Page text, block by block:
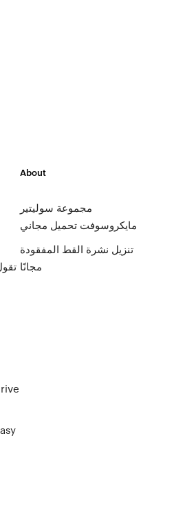
About
مجموعة سوليتير
مايكروسوفت تحميل مجاني
تنزيل نشرة القط المفقودة
مجانًا